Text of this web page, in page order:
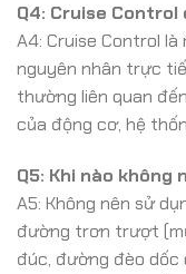
Q4: Cruise
A4: Cruise Control
nguyên nhân trực
thường liên quan
của động cơ, hệ
Q5: Khi nào không
A5: Không nên sử
đường trơn trượt
đúc, đường đèo dốc